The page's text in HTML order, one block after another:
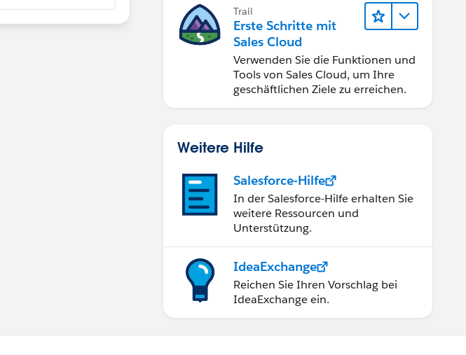
Trail
Erste Schritte mit
Sales Cloud
Verwenden Sie die Funktionen und
Tools von Sales Cloud, um Ihre
geschäftlichen Ziele zu erreichen.
Weitere Hilfe
Salesforce-Hilfe
In der Salesforce-Hilfe erhalten Sie
weitere Ressourcen und
Unterstützung.
IdeaExchange
Reichen Sie Ihren Vorschlag bei
IdeaExchange ein.